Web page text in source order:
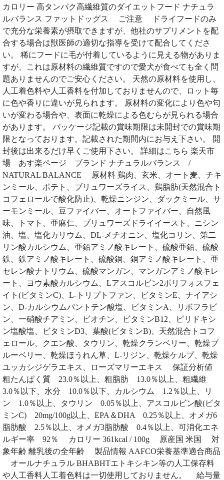
カロリー 高タンパク高繊維質のダイエットフード ナチュラ
ルバランス ファットドッグス ご注意 ドライフードのみ
で充分な栄養素が摂取できますが、他社のサプリメントを配
合する場合は獣医師の適切な指導を受けて配合してくださ
い。 稀にフードに毛が付着しているように見える物がありま
すが、これは原材料の繊維質ですので愛犬が食べても全く問
題ありませんのでご安心ください。 天然の原材料を使用し、
人工着色料や人工香料を付加しておりませんので、ロット毎
に色や香りに違いが見られます。 原材料の変化により色や匂
いが変わる場合や、表面に乾燥による色むらが見られる場合
があります。 パッケージ記載の賞味期限は未開封での賞味期
限となっております。記載された期間内にお与え下さい。 開
封後は出来るだけ早くご使用下さい。 詳細はこちら 楽天市
場 あす楽ページ ブランド ナチュラルバランス /
NATURAL BALANCE 原材料 鶏肉、玄米、オート麦、チキ
ンミール、ポテト、ブリュワーズライス、鶏脂肪(天然混合ト
コフェロールで酸化防止)、乾燥ニンジン、ダックミール、サ
ーモンミール、豆ファイバー、オートファイバー、自然風
味、トマト、亜麻仁、ブリュワーズドライイースト、ニシン
油、塩、塩化カリウム、DL-メチオニン、塩化コリン、第二
リン酸カルシウム、亜鉛アミノ酸キレート、硫酸亜鉛、硫酸
鉄、鉄アミノ酸キレート、硫酸銅、銅アミノ酸キレート、亜
セレン酸ナトリウム、硫酸マンガン、マンガンアミノ酸キレ
ート、ヨウ素酸カルシウム、Lアスコルビン2ポリフォスフェ
イト(ビタミンC)、L-トリプトファン、ビタミンE、ナイアシ
ン、D-カルシウムパントテン酸塩、ビタミンA、リボフラビ
ン、一硝酸チアミン、ビオチン、ビタミンB12、ピリドキシ
ン塩酸塩、ビタミンD3、葉酸(ビタミンB)、天然混合トコフ
ェロール、クエン酸、タウリン、乾燥クランベリー、乾燥ブ
ルーベリー、乾燥ほうれん草、L-リジン、乾燥ケルプ、乾燥
ユッカシジゲラエキス、ローズマリーエキス 保証分析値
粗たんぱく質 23.0％以上、粗脂肪 13.0％以上、粗繊維
3.0％以下、水分 10.0％以下、カルシウム 1.2％以上、リ
ン 1.0％以上、タウリン 0.05％以上、アスコルビン酸(ビタ
ミンC) 20mg/100g以上、EPA＆DHA 0.25％以上、オメガ6
脂肪酸 2.5％以上、オメガ3脂肪酸 0.4％以上、可消化エネ
ルギー率 92％ カロリー 361kcal / 100g 原産国 米国 対
象年齢 離乳後の全年齢 製品情報 AAFCO栄養基準適合商品
オールナチュラル BHABHTエトキシキン等の人工保存料
や人工香料人工着色料は一切使用しておりません。 給与量